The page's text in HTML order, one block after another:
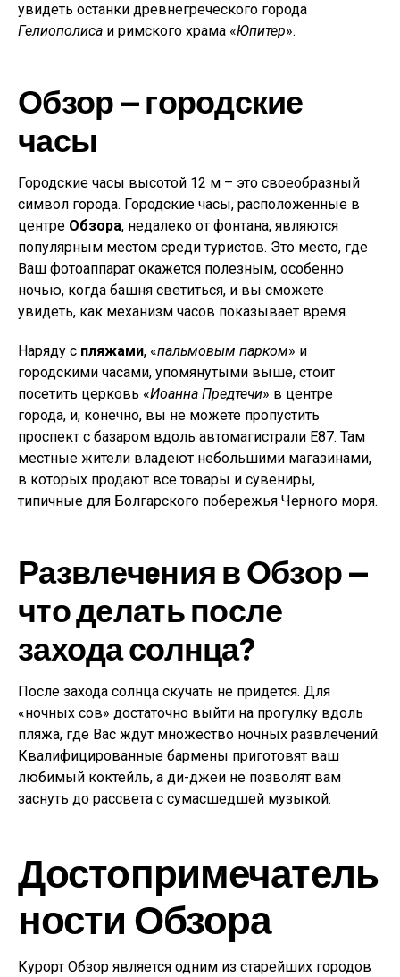
увидеть останки древнегреческого города
Гелиополиса и римского храма «Юпитер».
Обзор — городские
часы
Городские часы высотой 12 м – это своеобразный
символ города. Городские часы, расположенные в
центре Обзора, недалеко от фонтана, являются
популярным местом среди туристов. Это место, где
Ваш фотоаппарат окажется полезным, особенно
ночью, когда башня светиться, и вы сможете
увидеть, как механизм часов показывает время.
Наряду с пляжами, «пальмовым парком» и
городскими часами, упомянутыми выше, стоит
посетить церковь «Иоанна Предтечи» в центре
города, и, конечно, вы не можете пропустить
проспект с базаром вдоль автомагистрали E87. Там
местные жители владеют небольшими магазинами,
в которых продают все товары и сувениры,
типичные для Болгарского побережья Черного моря.
Развлечeния в Обзор —
что делать после
захода солнца?
После захода солнца скучать не придется. Для
«ночных сов» достаточно выйти на прогулку вдоль
пляжа, где Вас ждут множество ночных развлечений.
Квалифицированные бармены приготовят ваш
любимый коктейль, а ди-джеи не позволят вам
заснуть до рассвета с сумасшедшей музыкой.
Достопримечатель
ности Обзора
Курорт Обзор является одним из старейших городов